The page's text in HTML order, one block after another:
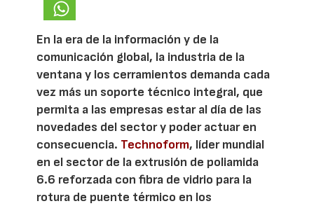
En la era de la información y de la
comunicación global, la industria de la
ventana y los cerramientos demanda cada
vez más un soporte técnico integral, que
permita a las empresas estar al día de las
novedades del sector y poder actuar en
consecuencia. Technoform, líder mundial
en el sector de la extrusión de poliamida
6.6 reforzada con fibra de vidrio para la
rotura de puente térmico en los